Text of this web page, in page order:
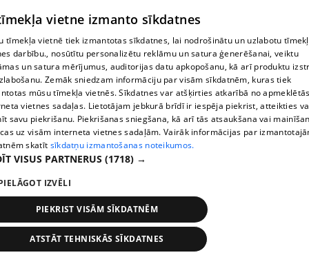
pirms 2 gadiem, 9 mēnešiem
Ko darīt, ja rodas aizdomas, ka četrkājainā mīluļa
nāvē vainojama, iespējams, veterinārā klīnika?
46. epizode
vietne izmanto sīkdatnes
tīmekļa vietnē tiek izmantotas sīkdatnes, lai nodrošinātu un uzlabotu
darbību., nosūtītu personalizētu reklāmu un satura ģenerēšanai, veiktu
un satura mērījumus, auditorijas datu apkopošanu, kā arī produktu
Zemāk sniedzam informāciju par visām sīkdatnēm, kuras tiek
mūsu tīmekļa vietnēs. Sīkdatnes var atšķirties atkarībā no
vietnes sadaļas. Lietotājam jebkurā brīdī ir iespēja piekrist, atteikties
savu piekrišanu. Piekrišanas sniegšana, kā arī tās atsaukšana vai
uz visām interneta vietnes sadaļām. Vairāk informācijas par
skatīt sīkdatņu izmantošanas noteikumos.
VISUS PARTNERUS (1718) →
IZVĒLI
PIEKRIST VISĀM SĪKDATNĒM
ATSTĀT TEHNISKĀS SĪKDATNES